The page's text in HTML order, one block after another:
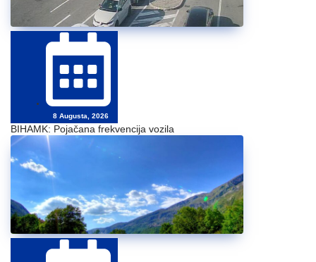
8 Augusta, 2026
BIHAMK: Pojačana frekvencija vozila